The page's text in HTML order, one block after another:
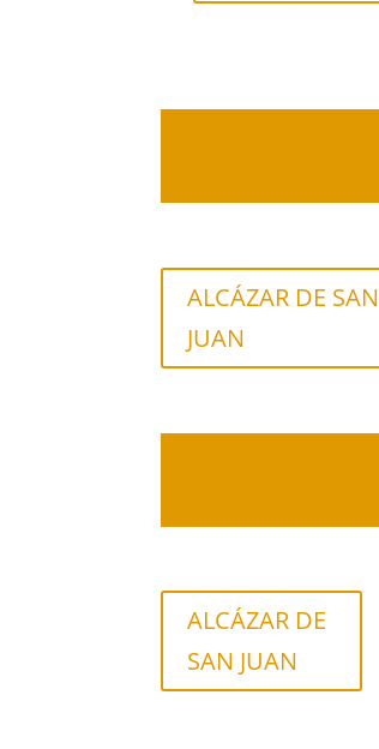
ALCÁZAR DE SAN
JUAN
ALCÁZAR DE
SAN JUAN